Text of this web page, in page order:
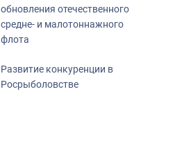
обновления отечественного
средне- и малотоннажного
флота
Развитие конкуренции в
Росрыболовстве